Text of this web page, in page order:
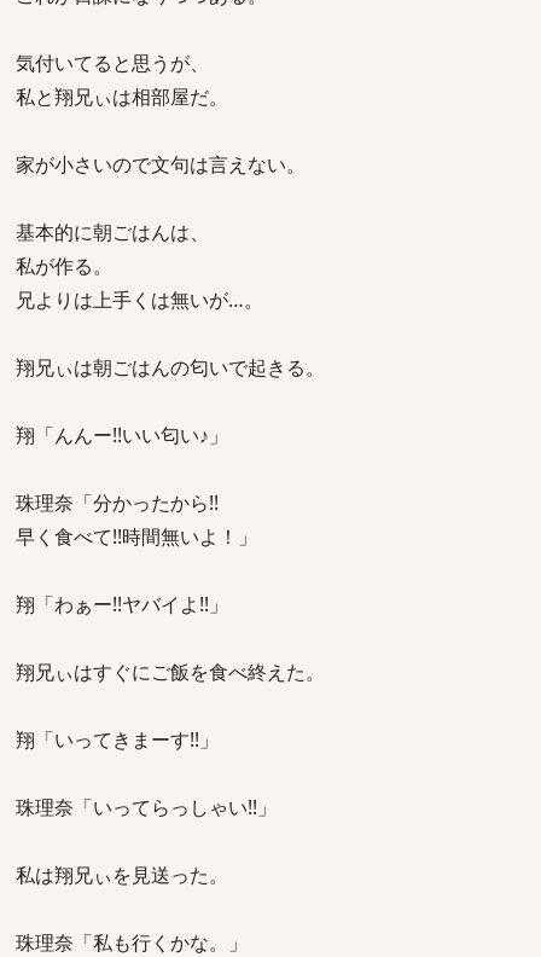
気付いてると思うが、
私と翔兄ぃは相部屋だ。
家が小さいので文句は言えない。
基本的に朝ごはんは、
私が作る。
兄よりは上手くは無いが…。
翔兄ぃは朝ごはんの匂いで起きる。
翔「んんー!!いい匂い♪」
珠理奈「分かったから!!
早く食べて!!時間無いよ！」
翔「わぁー!!ヤバイよ!!」
翔兄ぃはすぐにご飯を食べ終えた。
翔「いってきまーす!!」
珠理奈「いってらっしゃい!!」
私は翔兄ぃを見送った。
珠理奈「私も行くかな。」